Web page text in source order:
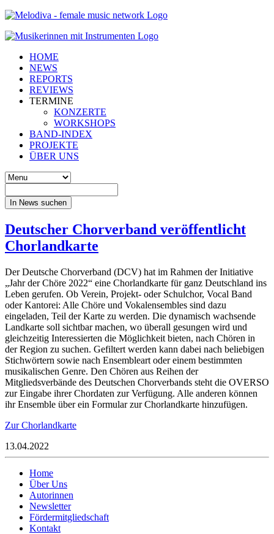
HOME
NEWS
REPORTS
REVIEWS
TERMINE
KONZERTE
WORKSHOPS
BAND-INDEX
PROJEKTE
ÜBER UNS
In News suchen
Deutscher Chorverband veröffentlicht
Chorlandkarte
Der Deutsche Chorverband (DCV) hat im Rahmen der Initiative
„Jahr der Chöre 2022“ eine Chorlandkarte für ganz Deutschland ins
Leben gerufen. Ob Verein, Projekt- oder Schulchor, Vocal Band
oder Kantorei: Alle Chöre und Vokalensembles sind dazu
eingeladen, Teil der Karte zu werden. Die dynamisch wachsende
Landkarte soll sichtbar machen, wo überall gesungen wird und
gleichzeitig Interessierten die Möglichkeit bieten, nach Chören in
der Region zu suchen. Gefiltert werden kann dabei nach beliebigen
Stichwörtern sowie nach Ensembleart oder einem bestimmten
musikalischen Genre. Den Chören aus Reihen der
Mitgliedsverbände des Deutschen Chorverbands steht die OVERSO
zur Eingabe ihrer Chordaten zur Verfügung. Alle anderen können
ihr Ensemble über ein Formular zur Chorlandkarte hinzufügen.
Zur Chorlandkarte
13.04.2022
Home
Über Uns
Autorinnen
Newsletter
Fördermitgliedschaft
Kontakt